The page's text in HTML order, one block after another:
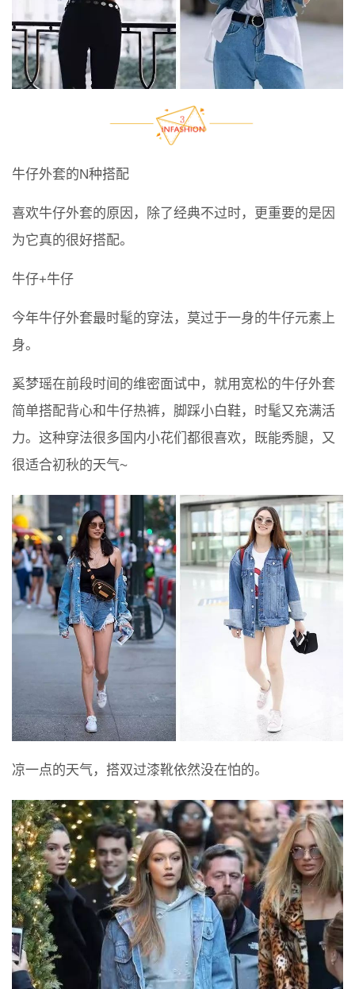
牛仔外套的N种搭配
喜欢牛仔外套的原因，除了经典不过时，更重要的是因
为它真的很好搭配。
牛仔+牛仔
今年牛仔外套最时髦的穿法，莫过于一身的牛仔元素上
身。
奚梦瑶在前段时间的维密面试中，就用宽松的牛仔外套
简单搭配背心和牛仔热裤，脚踩小白鞋，时髦又充满活
力。这种穿法很多国内小花们都很喜欢，既能秀腿，又
很适合初秋的天气~
凉一点的天气，搭双过漆靴依然没在怕的。